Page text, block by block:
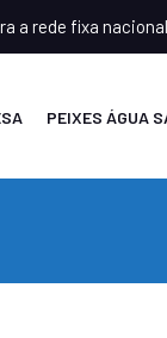
a rede fixa
PEIXES ÁGUA